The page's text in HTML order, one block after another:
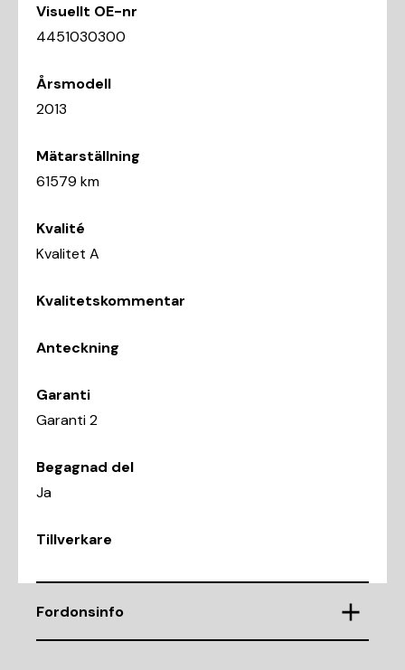
Visuellt OE-nr
4451030300
Årsmodell
2013
Mätarställning
61579 km
Kvalité
Kvalitet A
Kvalitetskommentar
Anteckning
Garanti
Garanti 2
Begagnad del
Ja
Tillverkare
Fordonsinfo